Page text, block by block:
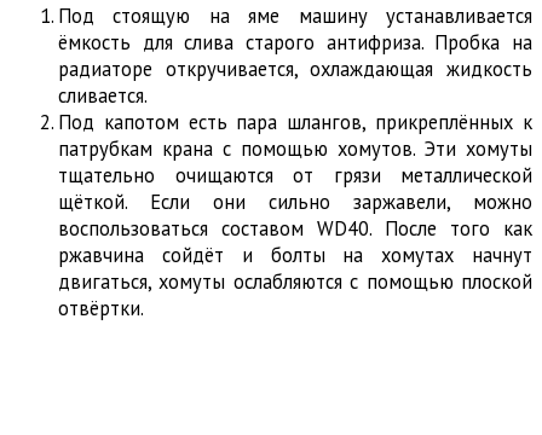
Под стоящую на яме машину устанавливается
ёмкость для слива старого антифриза. Пробка на
радиаторе откручивается, охлаждающая жидкость
сливается.
Под капотом есть пара шлангов, прикреплённых к
патрубкам крана с помощью хомутов. Эти хомуты
тщательно очищаются от грязи металлической
щёткой. Если они сильно заржавели, можно
воспользоваться составом WD40. После того как
ржавчина сойдёт и болты на хомутах начнут
двигаться, хомуты ослабляются с помощью плоской
отвёртки.